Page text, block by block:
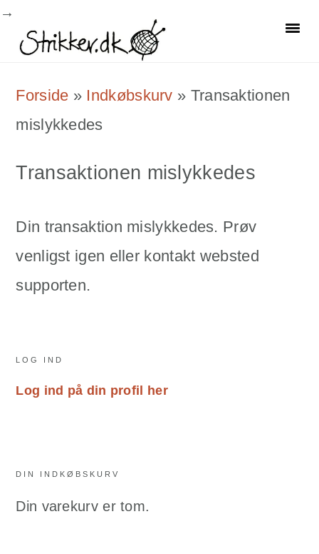
Skip
navigation
Skip
content
Skip
sidebar
Forside » Indkøbskurv » Transaktionen
mislykkedes
Transaktionen mislykkedes
Din transaktion mislykkedes. Prøv
venligst igen eller kontakt websted
supporten.
Primary
Sidebar
LOG IND
Log ind på din profil her
DIN INDKØBSKURV
Din varekurv er tom.